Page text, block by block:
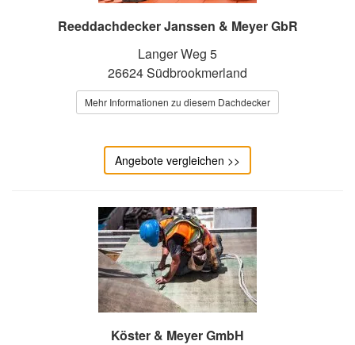
Reeddachdecker Janssen & Meyer GbR
Langer Weg 5
26624 Südbrookmerland
Mehr Informationen zu diesem Dachdecker
Angebote vergleichen >>
Köster & Meyer GmbH